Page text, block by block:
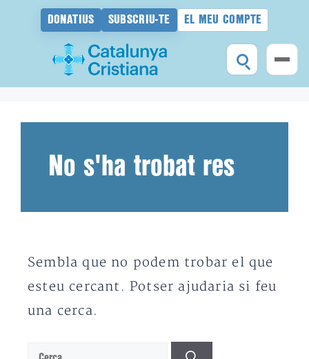
DONATIUS SUBSCRIU-TE EL MEU COMPTE
No s'ha trobat res
Sembla que no podem trobar el que
esteu cercant. Potser ajudaria si feu
una cerca.
Cerca: